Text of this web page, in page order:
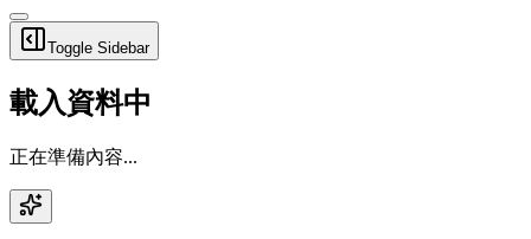
Toggle Sidebar
載入資料中
正在準備內容...